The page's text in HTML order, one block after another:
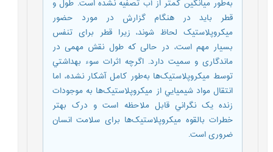
به‌طور میانگین کمتر از آب تصفیه نشده است. طول و
قطر باید در هنگام گزارش در مورد حضور
میکروپلاستیک لحاظ شوند، زیرا قطر برای تنفس
بسیار مهم است، در حالی که طول نقش مهمی در
ماندگاری و سمیت دارد. اگرچه اثرات سوء بهداشتي
توسط ميکروپلاستيک‌ها به‌طور کامل آشکار نشده، اما
انتقال مواد شيميايي از ميکروپلاستيک‌ها به موجودات
زنده يک نگراني قابل ملاحظه است و درک بهتر
خطرات بالقوه میکروپلاستیک‌ها برای سلامت انسان
ضروری است.